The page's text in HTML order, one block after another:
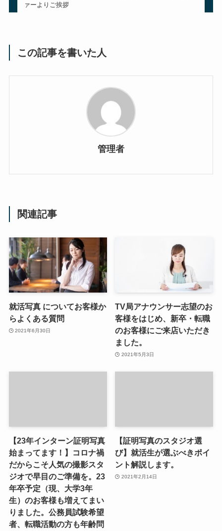
ァーよりご挨拶
この記事を書いた人
管理者
関連記事
就活写真 についてお客様か
らよくある質問
2021年6月30日
TV局アナウンサー志望のお
客様をはじめ、新卒・転職
のお客様にご来店いただき
ました。
2021年5月3日
【23年インターン証明写真
始まってます！】コロナ禍
だからこそ人気の撮影スタ
ジオで早目のご準備を。23
年卒予定（現、大学3年
生）のお客様も増えてまい
りました。公務員試験希望
者、転職活動の方も年齢問
【証明写真のスタジオ選
び】就活生が選ぶべきポイ
ント解説します。
2021年2月14日